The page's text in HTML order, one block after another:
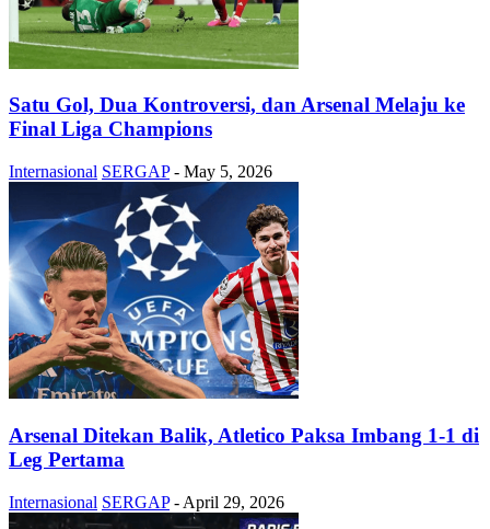
Satu Gol, Dua Kontroversi, dan Arsenal Melaju ke
Final Liga Champions
Internasional SERGAP - May 5, 2026
Arsenal Ditekan Balik, Atletico Paksa Imbang 1-1 di
Leg Pertama
Internasional SERGAP - April 29, 2026